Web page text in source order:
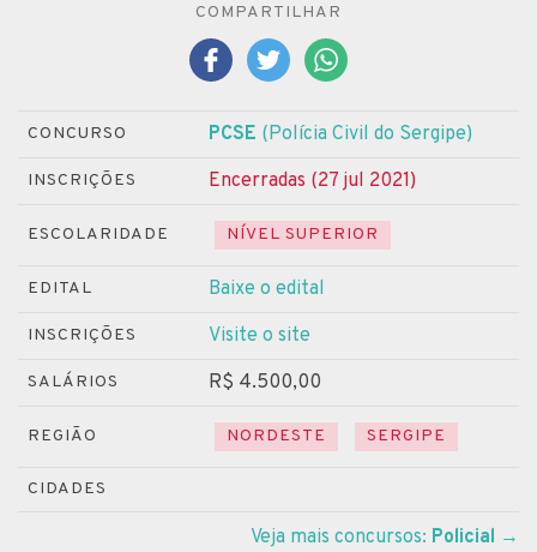
COMPARTILHAR
CONCURSO PCSE (Polícia Civil do Sergipe)
INSCRIÇÕES Encerradas (27 jul 2021)
ESCOLARIDADE NÍVEL SUPERIOR
EDITAL Baixe o edital
INSCRIÇÕES Visite o site
SALÁRIOS R$ 4.500,00
REGIÃO NORDESTE SERGIPE
CIDADES
Veja mais concursos: Policial →